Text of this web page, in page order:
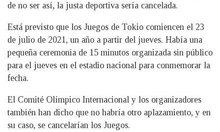
de no ser así, la justa deportiva sería cancelada.
Está previsto que los Juegos de Tokio comiencen el 23
de julio de 2021, un año a partir del jueves. Había una
pequeña ceremonia de 15 minutos organizada sin público
para el jueves en el estadio nacional para conmemorar la
fecha.
El Comité Olímpico Internacional y los organizadores
también han dicho que no habría otro aplazamiento, y en
su caso, se cancelarían los Juegos.